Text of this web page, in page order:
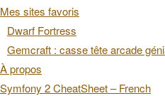
Mes sites favoris
Dwarf Fortress
Gemcraft : casse tête arcade
À propos
Symfony 2 CheatSheet – French